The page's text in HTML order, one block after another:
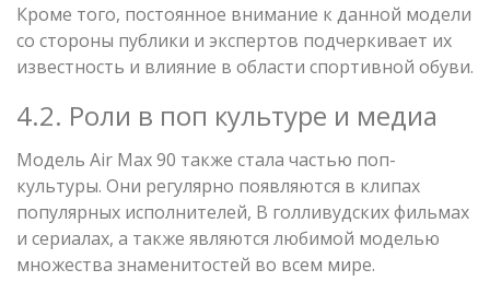
Кроме того, постоянное внимание к данной модели
со стороны публики и экспертов подчеркивает их
известность и влияние в области спортивной обуви.
4.2. Роли в поп культуре и медиа
Модель Air Max 90 также стала частью поп-
культуры. Они регулярно появляются в клипах
популярных исполнителей, В голливудских фильмах
и сериалах, а также являются любимой моделью
множества знаменитостей во всем мире.